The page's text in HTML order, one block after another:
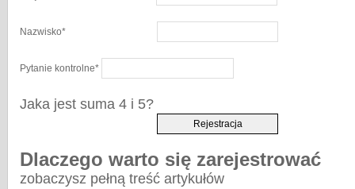
Nazwisko*
Pytanie kontrolne*
Jaka jest suma 4 i 5?
Dlaczego warto się zarejestrować
zobaczysz pełną treść artykułów